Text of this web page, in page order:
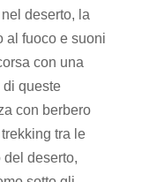
deserto, la
al fuoco e suoni
con una
di queste
con berbero
tra le
deserto,